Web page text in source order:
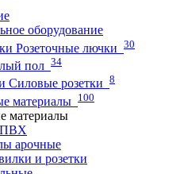
оборудование
Розеточные лючки 30
пол 34
Силовые розетки 8
материалы 100
материалы
ПВХ
арочные
и розетки